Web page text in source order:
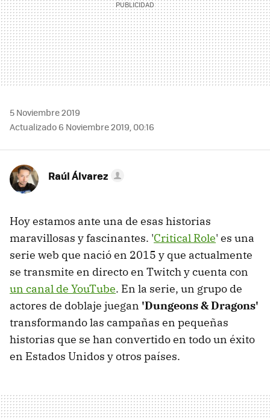
5 Noviembre 2019
Actualizado 6 Noviembre 2019, 00:16
Raúl Álvarez
Hoy estamos ante una de esas historias
maravillosas y fascinantes. 'Critical Role' es una
serie web que nació en 2015 y que actualmente
se transmite en directo en Twitch y cuenta con
un canal de YouTube. En la serie, un grupo de
actores de doblaje juegan 'Dungeons & Dragons'
transformando las campañas en pequeñas
historias que se han convertido en todo un éxito
en Estados Unidos y otros países.